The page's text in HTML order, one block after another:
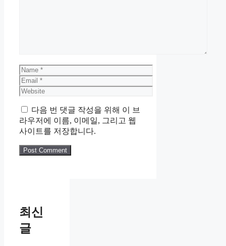
Name
Email
Website
다음 번 댓글 작성을 위해 이 브
라우저에 이름, 이메일, 그리고 웹
사이트를 저장합니다.
최신
글